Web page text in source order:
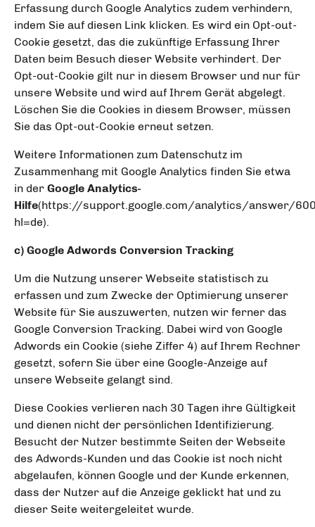
Erfassung durch Google Analytics zudem verhindern,
indem Sie auf diesen Link klicken. Es wird ein Opt-out-
Cookie gesetzt, das die zukünftige Erfassung Ihrer
Daten beim Besuch dieser Website verhindert. Der
Opt-out-Cookie gilt nur in diesem Browser und nur für
unsere Website und wird auf Ihrem Gerät abgelegt.
Löschen Sie die Cookies in diesem Browser, müssen
Sie das Opt-out-Cookie erneut setzen.
Weitere Informationen zum Datenschutz im
Zusammenhang mit Google Analytics finden Sie etwa
in der Google Analytics-
Hilfe(https://support.google.com/analytics/answer/
hl=de).
c) Google Adwords Conversion Tracking
Um die Nutzung unserer Webseite statistisch zu
erfassen und zum Zwecke der Optimierung unserer
Website für Sie auszuwerten, nutzen wir ferner das
Google Conversion Tracking. Dabei wird von Google
Adwords ein Cookie (siehe Ziffer 4) auf Ihrem Rechner
gesetzt, sofern Sie über eine Google-Anzeige auf
unsere Webseite gelangt sind.
Diese Cookies verlieren nach 30 Tagen ihre Gültigkeit
und dienen nicht der persönlichen Identifizierung.
Besucht der Nutzer bestimmte Seiten der Webseite
des Adwords-Kunden und das Cookie ist noch nicht
abgelaufen, können Google und der Kunde erkennen,
dass der Nutzer auf die Anzeige geklickt hat und zu
dieser Seite weitergeleitet wurde.